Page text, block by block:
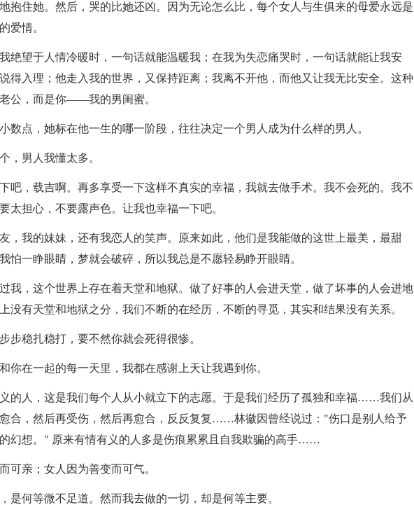
抱住她。然后，哭的比她还凶。因为无论怎么比，每个女人与生俱来的母爱永远是
爱情。
绝望于人情冷暖时，一句话就能温暖我；在我为失恋痛哭时，一句话就能让我安
得入理；他走入我的世界，又保持距离；我离不开他，而他又让我无比安全。这种
公，而是你——我的男闺蜜。
数点，她标在他一生的哪一阶段，往往决定一个男人成为什么样的男人。
，男人我懂太多。
吧，载吉啊。再多享受一下这样不真实的幸福，我就去做手术。我不会死的。我不
太担心，不要露声色。让我也幸福一下吧。
，我的妹妹，还有我恋人的笑声。原来如此，他们是我能做的这世上最美，最甜
怕一睁眼睛，梦就会破碎，所以我总是不愿轻易睁开眼睛。
我，这个世界上存在着天堂和地狱。做了好事的人会进天堂，做了坏事的人会进地
没有天堂和地狱之分，我们不断的在经历，不断的寻觅，其实和结果没有关系。
步稳扎稳打，要不然你就会死得很惨。
你在一起的每一天里，我都在感谢上天让我遇到你。
的人，这是我们每个人从小就立下的志愿。于是我们经历了孤独和幸福……我们从
合，然后再受伤，然后再愈合，反反复复……林徽因曾经说过："伤口是别人给予
幻想。" 原来有情有义的人多是伤痕累累且自我欺骗的高手……
可亲；女人因为善变而可气。
是何等微不足道。然而我去做的一切，却是何等主要。